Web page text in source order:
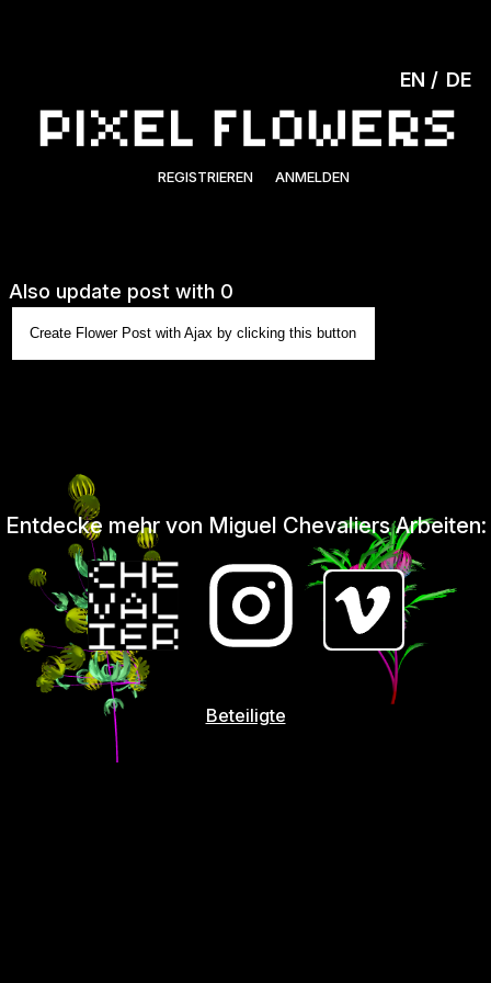
REGISTRIEREN ANMELDEN
EN DE
Also update post with 0
Create Flower Post with Ajax by clicking this button
Entdecke mehr von Miguel Chevaliers Arbeiten:
Beteiligte